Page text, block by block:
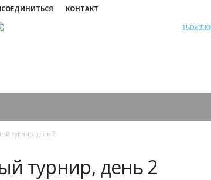
КОНТАКТ
турнир, день 2
турнир, день 2